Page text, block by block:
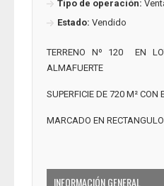
Tipo de operación:
Estado: Vendido
TERRENO Nº 120 EN
ALMAFUERTE
SUPERFICIE DE 720 M² CON
MARCADO EN
INFORMACIÓN GENERAL